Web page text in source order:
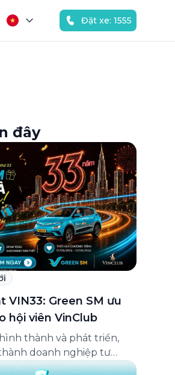
Đặt xe: 1555
đây
VIN33: Green SM ưu
hội viên VinClub
thành và phát triển,
doanh nghiệp tư
nhất Việt Nam, lọt Top 30